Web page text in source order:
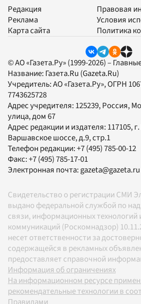
Редакция
Реклама
Карта сайта
Правовая
Условия
Политика
© АО «Газета.Ру» (1999-2026) –
Название: Газета.Ru (Gazeta.Ru)
Учредитель:АО «Газета.Ру», ОГРН
7743625728
Адрес учредителя: 125239, Россия,
улица, дом 67
Адрес редакции и издателя: 117105, г.
Варшавское шоссе, д.9, стр.1
Телефон редакции:+7 (495) 785-00-12
Факс:+7 (495) 785-17-01
Электронная почта:gazeta@gazeta.ru
Свидетельство о регистрации СМИ
выдано федеральной службой по
связи, информационных технологий
коммуникаций (Роскомнадзор)
несет ответственности за
содержащейся в рекламных
предоставляет справочной
Информация об ограничениях
На информационном ресурсе
рекомендательные технологии в